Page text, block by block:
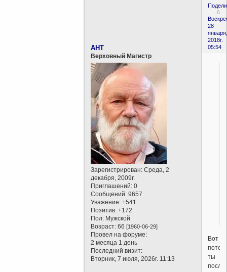
6
28
января,
2018г.
05:54
AHT
Верховный Магистр
Зарегистрирован: Среда, 2
декабря, 2009г.
Приглашений: 0
Сообщений: 9657
Уважение: +541
Позитив: +172
Пол: Мужской
Возраст: 66[1960-06-29]
Провел на форуме:
2 месяца 1 день
Последний визит:
Вторник, 7 июля, 2026г. 11:13
Вот
ты
после